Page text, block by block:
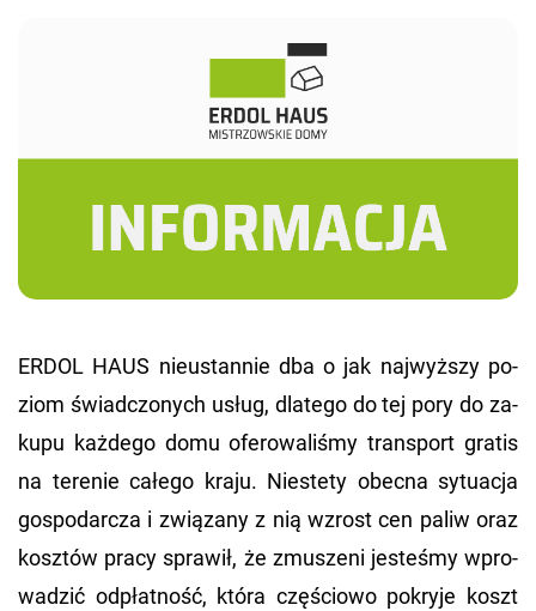
ERDOL HAUS nie­ustan­nie dba o jak naj­wyż­szy po­
ziom świad­czo­nych usług, dla­te­go do tej pory do za­
ku­pu każ­de­go domu ofe­ro­wa­li­śmy trans­port gra­tis
na te­re­nie ca­łe­go kraju. Nie­ste­ty obec­na sy­tu­acja
go­spo­dar­cza i zwią­za­ny z nią wzrost cen paliw oraz
kosz­tów pracy spra­wił, że zmu­sze­ni je­ste­śmy wpro­
wa­dzić od­płat­ność, która czę­ścio­wo po­kry­je koszt